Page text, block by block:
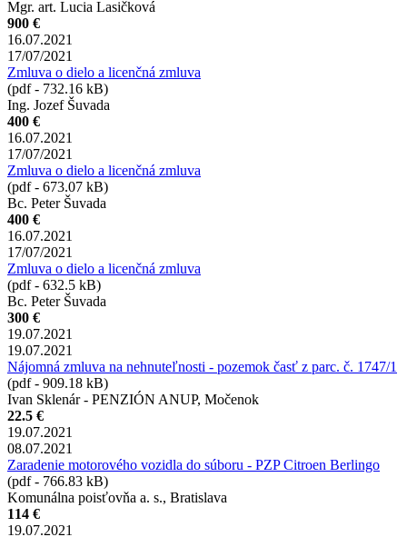
Mgr. art. Lucia Lasičková
900 €
16.07.2021
17/07/2021
Zmluva o dielo a licenčná zmluva
(pdf - 732.16 kB)
Ing. Jozef Šuvada
400 €
16.07.2021
17/07/2021
Zmluva o dielo a licenčná zmluva
(pdf - 673.07 kB)
Bc. Peter Šuvada
400 €
16.07.2021
17/07/2021
Zmluva o dielo a licenčná zmluva
(pdf - 632.5 kB)
Bc. Peter Šuvada
300 €
19.07.2021
19.07.2021
Nájomná zmluva na nehnuteľnosti - pozemok časť z parc. č. 1747/1
(pdf - 909.18 kB)
Ivan Sklenár - PENZIÓN ANUP, Močenok
22.5 €
19.07.2021
08.07.2021
Zaradenie motorového vozidla do súboru - PZP Citroen Berlingo
(pdf - 766.83 kB)
Komunálna poisťovňa a. s., Bratislava
114 €
19.07.2021